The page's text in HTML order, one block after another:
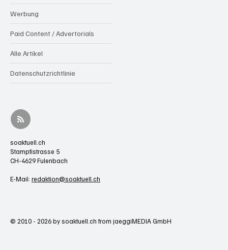
Werbung
Paid Content / Advertorials
Alle Artikel
Datenschutzrichtlinie
soaktuell.ch
Stampfistrasse 5
CH-4629 Fulenbach
E-Mail: redaktion@soaktuell.ch
© 2010 - 2026 by soaktuell.ch from jaeggiMEDIA GmbH